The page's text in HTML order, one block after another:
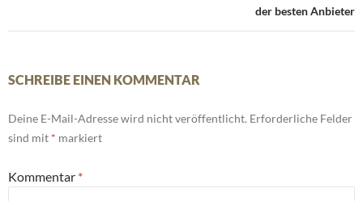
der besten Anbieter
SCHREIBE EINEN KOMMENTAR
Deine E-Mail-Adresse wird nicht veröffentlicht. Erforderliche Felder
sind mit * markiert
Kommentar *